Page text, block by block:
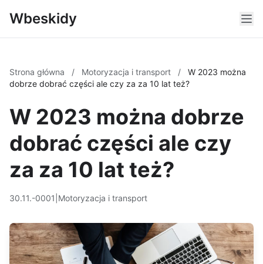
Wbeskidy
Strona główna / Motoryzacja i transport /
W 2023 można
dobrze dobrać części ale czy za za 10 lat też?
W 2023 można dobrze
dobrać części ale czy
za za 10 lat też?
30.11.-0001 Motoryzacja i transport